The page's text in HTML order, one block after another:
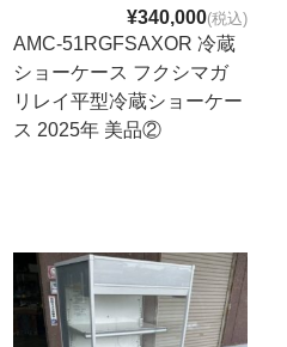
¥340,000(税込)
AMC-51RGFSAXOR 冷蔵
ショーケース フクシマガ
リレイ平型冷蔵ショーケー
ス 2025年 美品②